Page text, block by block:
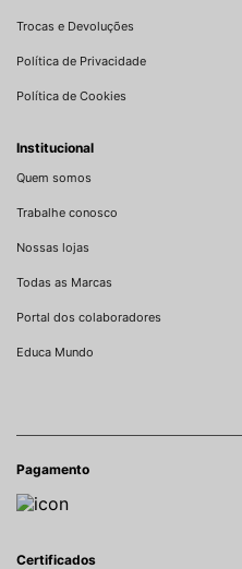
Trocas e Devoluções
Política de Privacidade
Política de Cookies
Institucional
Quem somos
Trabalhe conosco
Nossas lojas
Todas as Marcas
Portal dos colaboradores
Educa Mundo
Pagamento
Certificados